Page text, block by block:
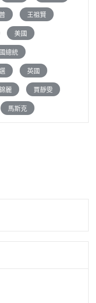
王祖賢
美國
總統
英國
麗 賈靜雯
馬斯克